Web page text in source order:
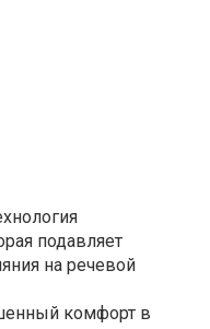
подавляет
на речевой
комфорт в